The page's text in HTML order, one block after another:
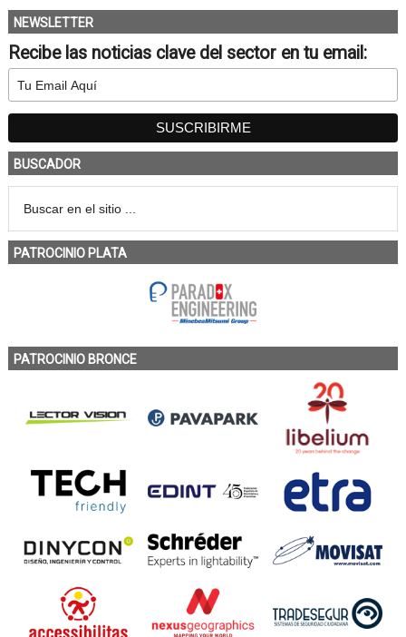
NEWSLETTER
Recibe las noticias clave del sector en tu email:
BUSCADOR
PATROCINIO PLATA
PATROCINIO BRONCE